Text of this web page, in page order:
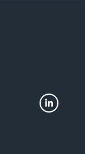
oss på:
Linkedin